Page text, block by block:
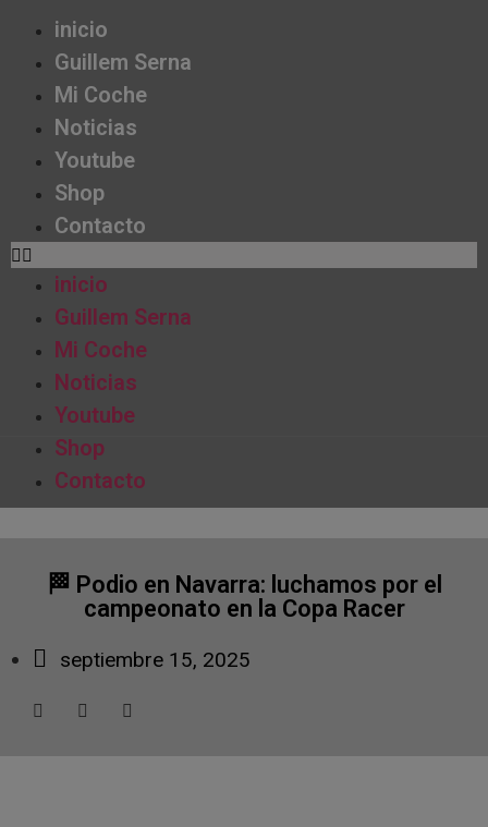
inicio
Guillem Serna
Mi Coche
Noticias
Youtube
Shop
Contacto
inicio
Guillem Serna
Mi Coche
Noticias
Youtube
Shop
Contacto
🏁 Podio en Navarra: luchamos por el
campeonato en la Copa Racer
septiembre 15, 2025